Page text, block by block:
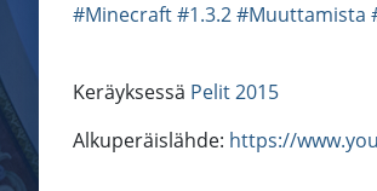
#Minecraft#1.3.2#Muuttamista
Keräyksessä Pelit 2015
Alkuperäislähde: https://